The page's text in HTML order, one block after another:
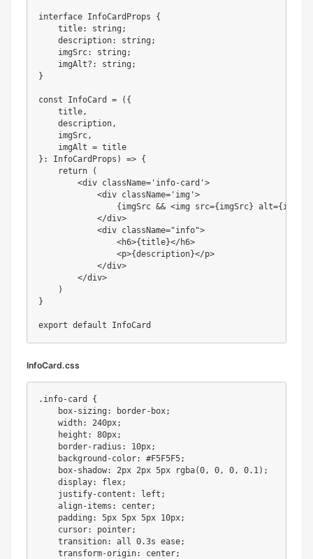
interface InfoCardProps
{
title: string ;
description: string ;
imgSrc: string ;
    imgAlt
? : string ;
}
const InfoCard = ( {
    title
,
    description
,
    imgSrc
,
    imgAlt
=
} : InfoCardProps ) => {
return
(
<div className= 'info-card' >
<div className= 'img' >
{imgSrc && <img src={imgSrc} alt={imgAlt
</div>
<div className="info">
<h6>{title}</ h6>
<p>{description}</p>
</div>
</div>
)
}
export default
InfoCard.css
. info-card {
    box
-sizing : border- box;
width: 240px;
height : 80px;
    border
- radius : 10px;
    background
-color: #F5F5F5;
    box
-shadow: 2px 2px 5px rgba(0 , 0 , 0 , 0.1 ) ;
display: flex;
    justify
-content : left ;
    align
-items : center;
padding : 5px 5px 5px 10px;
cursor: pointer;
transition: all 0.3s ease;
    transform
-origin: center;